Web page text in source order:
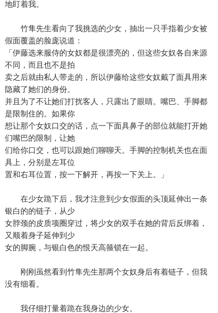
地盯着我。
竹隼先生看向了我挑选的少女，抽出一只手指着少女被
假面覆盖的脸庞说道：
「伊藤选来服侍的女奴都是很漂亮的，但这些女奴各自来源
不同，而且也不是拍
卖之后就由私人带走的，所以伊藤给这些女奴戴了面具用来
隐藏了她们的身份。
并且为了不让她们打扰客人，只露出了眼睛。嘴巴、手脚都
是限制住的。如果你
想让那个女奴口交的话，点一下面具鼻子的部位就能打开她
们嘴巴的限制，让她
们给你口交，也可以跟她们聊聊天。手脚的控制机关也在面
具上，分别是左耳位
置和右耳位置，按一下解开，再按一下关上。」
在少女跪下后，我才注意到少女假面的头顶延伸出一条
银白的的链子，从少
女脖颈的皮质项圈穿过，将少女的双手在她的背后反绑着，
又顺着身子延伸到少
女的脚腕，与银白色的恨天高箍锁在一起。
刚刚虽然看到竹隼先生那两个女奴身后有着链子，但我
没有细看。
我仔细打量着跪在我身边的少女。